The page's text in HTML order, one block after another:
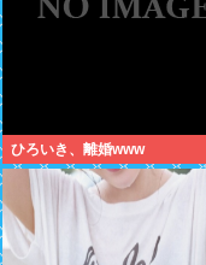
ひろいき、離婚www